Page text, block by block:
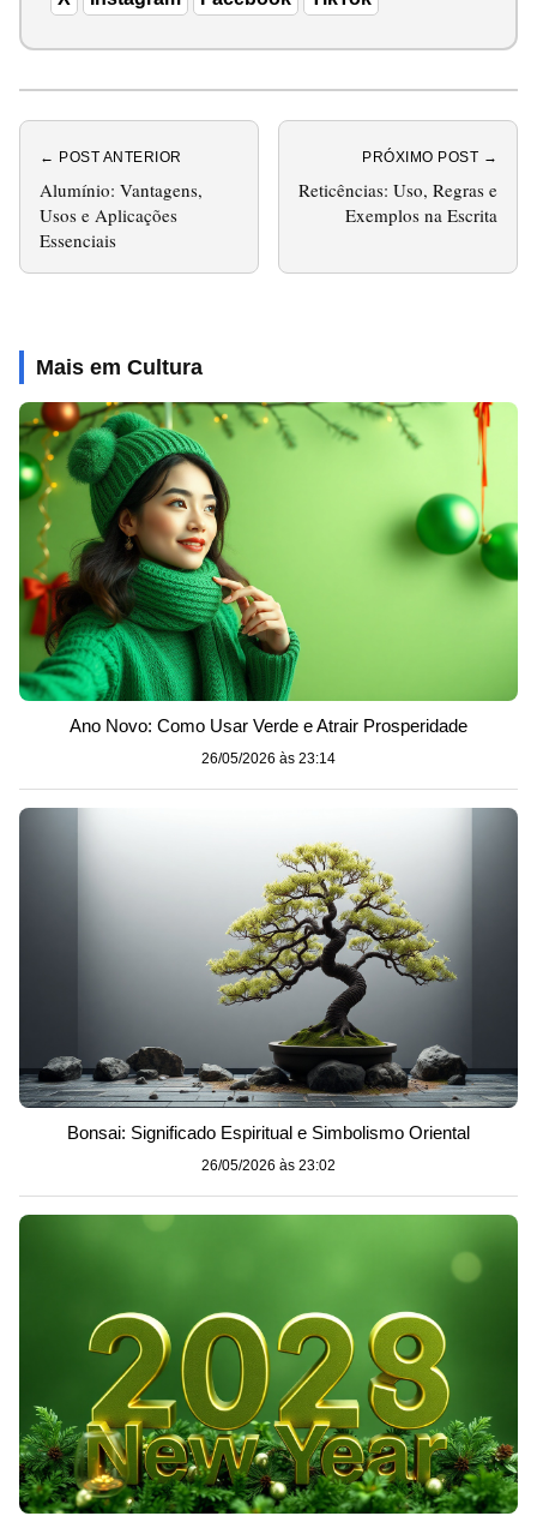
← POST ANTERIOR
Alumínio: Vantagens,
Usos e Aplicações
Essenciais
PRÓXIMO POST →
Reticências: Uso, Regras e
Exemplos na Escrita
Mais em Cultura
Ano Novo: Como Usar Verde e Atrair Prosperidade
26/05/2026 às 23:14
Bonsai: Significado Espiritual e Simbolismo Oriental
26/05/2026 às 23:02